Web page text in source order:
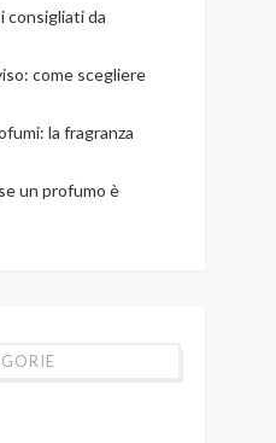
consigliati da
come scegliere
la fragranza
un profumo è